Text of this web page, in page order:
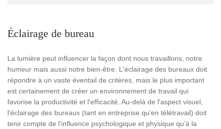
Éclairage de bureau
La lumière peut influencer la façon dont nous travaillons, notre
humeur mais aussi notre bien-être. L'éclairage des bureaux doit
répondre à un vaste éventail de critères, mais le plus important
est certainement de créer un environnement de travail qui
favorise la productivité et l'efficacité. Au-delà de l'aspect visuel,
l'éclairage des bureaux (tant en entreprise qu’en télétravail) doit
tenir compte de l’influence psychologique et physique qu’à la